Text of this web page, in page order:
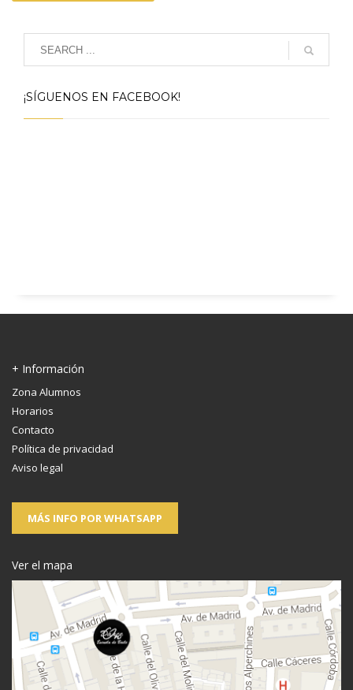
¡SÍGUENOS EN FACEBOOK!
+ Información
Zona Alumnos
Horarios
Contacto
Política de privacidad
Aviso legal
MÁS INFO POR WHATSAPP
Ver el mapa